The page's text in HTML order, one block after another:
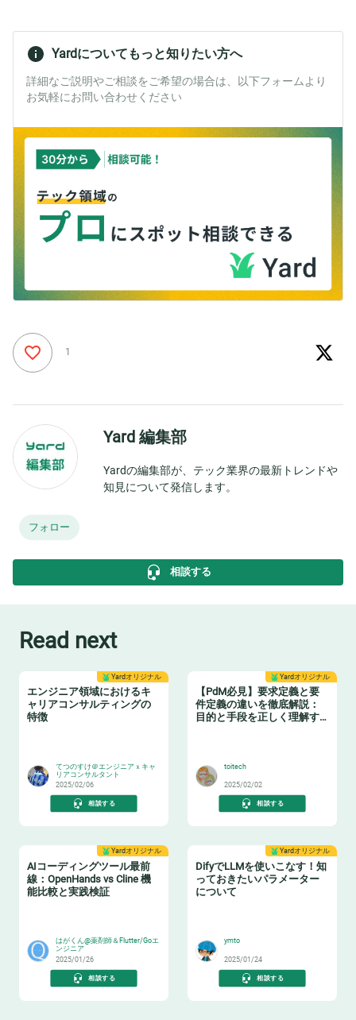
Yardについてもっと知りたい方へ
詳細なご説明やご相談をご希望の場合は、以下フォームより
お気軽にお問い合わせください
1
Yard 編集部
Yardの編集部が、テック業界の最新トレンドや
知見について発信します。
フォロー
相談する
Read next
Yardオリジナル
エンジニア領域におけるキ
ャリアコンサルティングの
特徴
てつのすけ＠エンジニアｘキャ
リアコンサルタント
2025/02/06
相談する
Yardオリジナル
【PdM必見】要求定義と要
件定義の違いを徹底解説：
目的と手段を正しく理解す
toitech
2025/02/02
相談する
Yardオリジナル
AIコーディングツール最前
線：OpenHands vs Cline 機
能比較と実践検証
はがくん@薬剤師＆Flutter/Goエ
ンジニア
2025/01/26
相談する
Yardオリジナル
DifyでLLMを使いこなす！知
っておきたいパラメーター
について
ymto
2025/01/24
相談する